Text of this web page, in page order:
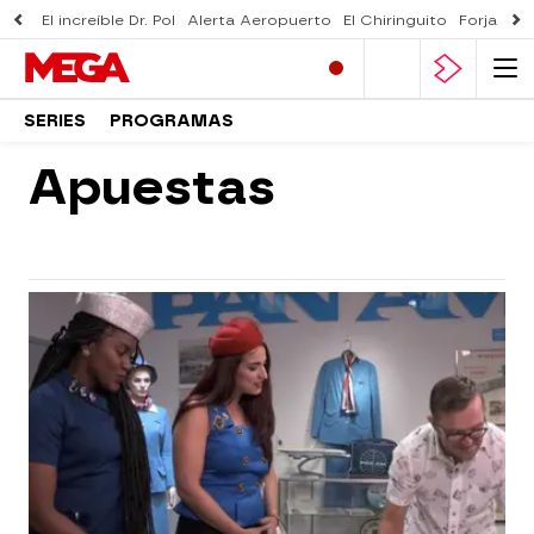
El increíble Dr. Pol Alerta Aeropuerto El Chiringuito Forjado
SERIES PROGRAMAS
Apuestas